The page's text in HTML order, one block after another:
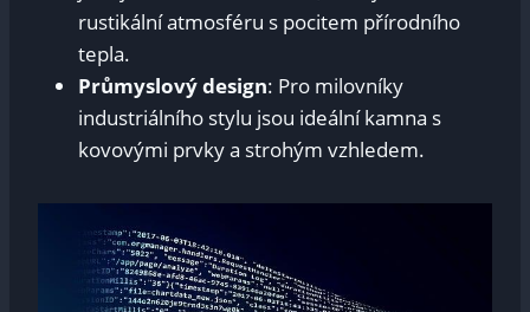
rustikální atmosféru s pocitem přírodního
tepla.
Průmyslový design: Pro milovníky
industriálního stylu jsou ideální kamna s
kovovými prvky a strohým vzhledem.